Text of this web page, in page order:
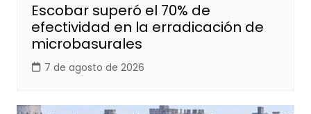
Escobar superó el 70% de
efectividad en la erradicación de
microbasurales
7 de agosto de 2026